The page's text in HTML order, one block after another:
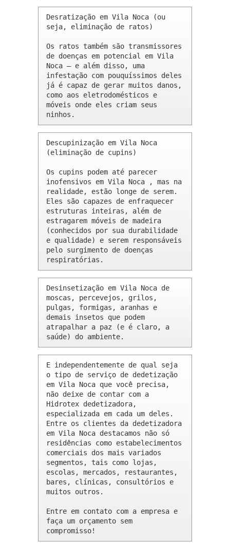
Desratização em Vila Noca (ou
seja, eliminação de ratos)
Os ratos também são transmissores
de doenças em potencial em Vila
Noca – e além disso, uma
infestação com pouquíssimos deles
já é capaz de gerar muitos danos,
como aos eletrodomésticos e
móveis onde eles criam seus
ninhos.
Descupinização em Vila Noca
(eliminação de cupins)
Os cupins podem até parecer
inofensivos em Vila Noca , mas na
realidade, estão longe de serem.
Eles são capazes de enfraquecer
estruturas inteiras, além de
estragarem móveis de madeira
(conhecidos por sua durabilidade
e qualidade) e serem responsáveis
pelo surgimento de doenças
respiratórias.
Desinsetização em Vila Noca de
moscas, percevejos, grilos,
pulgas, formigas, aranhas e
demais insetos que podem
atrapalhar a paz (e é claro, a
saúde) do ambiente.
E independentemente de qual seja
o tipo de serviço de dedetização
em Vila Noca que você precisa,
não deixe de contar com a
Hidrotex dedetizadora,
especializada em cada um deles.
Entre os clientes da dedetizadora
em Vila Noca destacamos não só
residências como estabelecimentos
comerciais dos mais variados
segmentos, tais como lojas,
escolas, mercados, restaurantes,
bares, clínicas, consultórios e
muitos outros.
Entre em contato com a empresa e
faça um orçamento sem
compromisso!